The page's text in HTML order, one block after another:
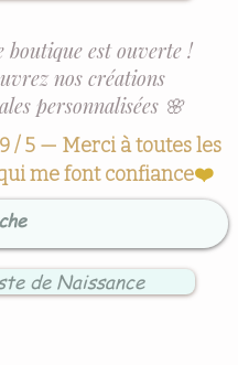
est ouverte !
nos créations
personnalisées 🌸
/ 5 — Merci à toutes les
me font confiance❤️
de Naissance